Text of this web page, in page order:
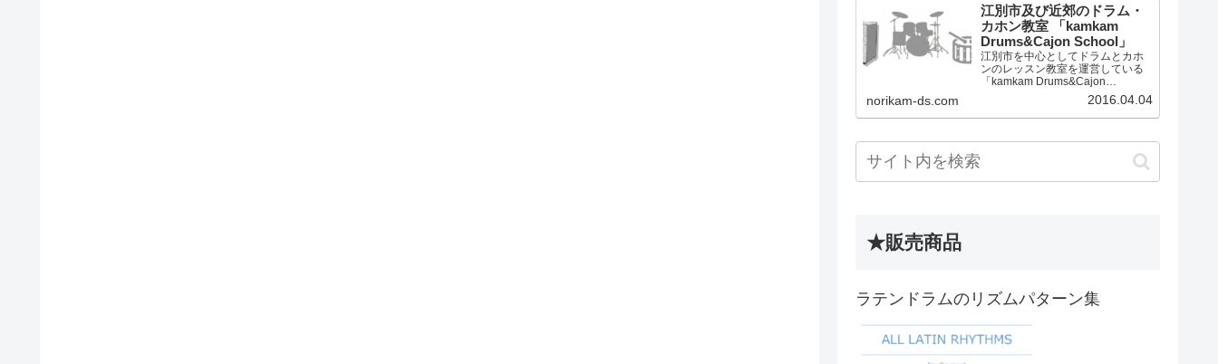
江別市及び近郊のドラム・
カホン教室 「kamkam
Drums&Cajon School」
江別市を中心としてドラムとカホ
ンのレッスン教室を運営している
「kamkam Drums&Cajon
norikam-ds.com 2016.04.04
★販売商品
ラテンドラムのリズムパターン集